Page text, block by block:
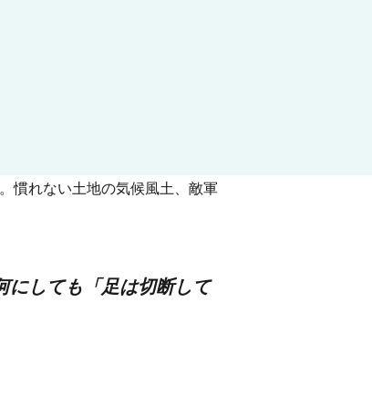
慣れない土地の気候風土、敵軍
しても「足は切断して